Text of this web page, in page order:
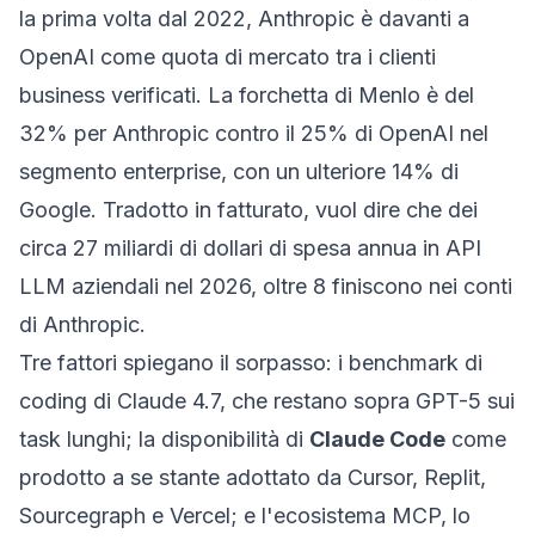
la prima volta dal 2022, Anthropic è davanti a
OpenAI come quota di mercato tra i clienti
business verificati. La forchetta di Menlo è del
32% per Anthropic contro il 25% di OpenAI nel
segmento enterprise, con un ulteriore 14% di
Google. Tradotto in fatturato, vuol dire che dei
circa 27 miliardi di dollari di spesa annua in API
LLM aziendali nel 2026, oltre 8 finiscono nei conti
di Anthropic.
Tre fattori spiegano il sorpasso: i benchmark di
coding di Claude 4.7, che restano sopra GPT-5 sui
task lunghi; la disponibilità di Claude Code come
prodotto a se stante adottato da Cursor, Replit,
Sourcegraph e Vercel; e l'ecosistema MCP, lo